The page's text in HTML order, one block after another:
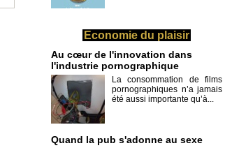
Economie du plaisir
Au cœur de l'innovation dans
l'industrie pornographique
La consommation de films
pornographiques n’a jamais
été aussi importante qu’à...
Quand la pub s'adonne au sexe